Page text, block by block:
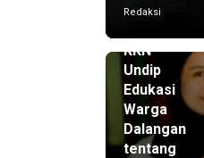
Redaksi
KKN
Undip
Edukasi
Warga
Dalangan
tentang